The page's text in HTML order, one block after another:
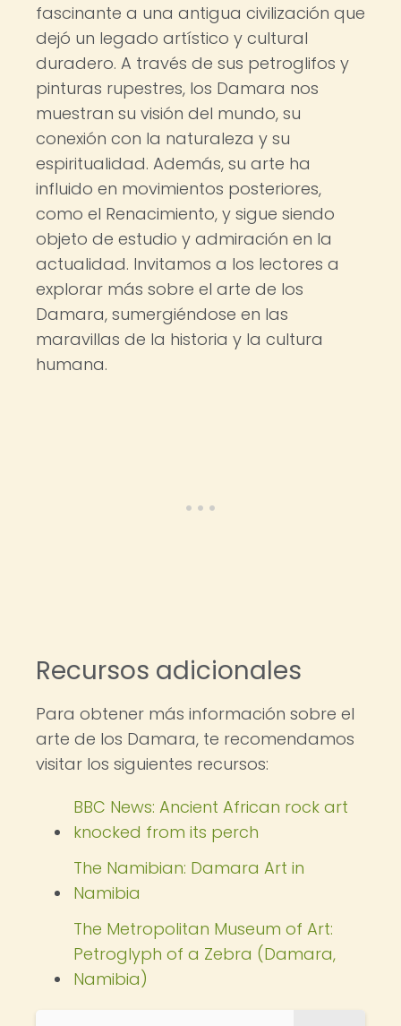
fascinante a una antigua civilización que
dejó un legado artístico y cultural
duradero. A través de sus petroglifos y
pinturas rupestres, los Damara nos
muestran su visión del mundo, su
conexión con la naturaleza y su
espiritualidad. Además, su arte ha
influido en movimientos posteriores,
como el Renacimiento, y sigue siendo
objeto de estudio y admiración en la
actualidad. Invitamos a los lectores a
explorar más sobre el arte de los
Damara, sumergiéndose en las
maravillas de la historia y la cultura
humana.
Recursos adicionales
Para obtener más información sobre el
arte de los Damara, te recomendamos
visitar los siguientes recursos:
BBC News: Ancient African rock art
knocked from its perch
The Namibian: Damara Art in
Namibia
The Metropolitan Museum of Art:
Petroglyph of a Zebra (Damara,
Namibia)